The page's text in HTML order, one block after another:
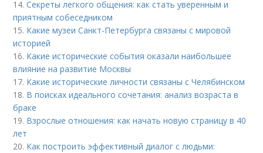
14.Секреты легкого общения: как стать уверенным и
приятным собеседником
15. Какие музеи Санкт-Петербурга связаны с мировой
историей
16. Какие исторические события оказали наибольшее
влияние на развитие Москвы
17. Какие исторические личности связаны с Челябинском
18. В поисках идеального сочетания: анализ возраста в
браке
19. Взрослые отношения: как начать новую страницу в 40
лет
20. Как построить эффективный диалог с людьми: